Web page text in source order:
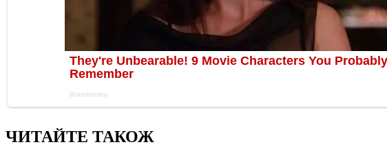
ЧИТАЙТЕ ТАКОЖ